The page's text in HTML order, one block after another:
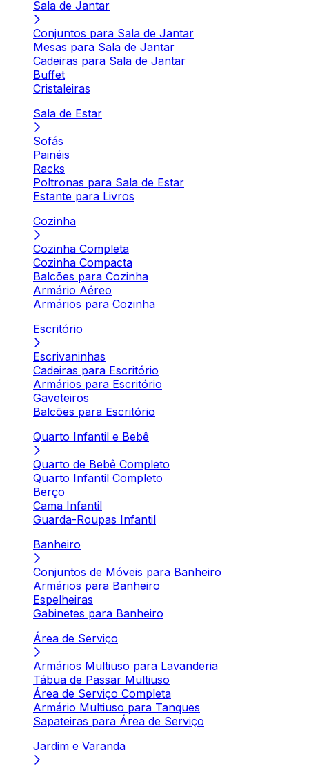
Sala de Jantar
Conjuntos para Sala de Jantar
Mesas para Sala de Jantar
Cadeiras para Sala de Jantar
Buffet
Cristaleiras
Sala de Estar
Sofás
Painéis
Racks
Poltronas para Sala de Estar
Estante para Livros
Cozinha
Cozinha Completa
Cozinha Compacta
Balcões para Cozinha
Armário Aéreo
Armários para Cozinha
Escritório
Escrivaninhas
Cadeiras para Escritório
Armários para Escritório
Gaveteiros
Balcões para Escritório
Quarto Infantil e Bebê
Quarto de Bebê Completo
Quarto Infantil Completo
Berço
Cama Infantil
Guarda-Roupas Infantil
Banheiro
Conjuntos de Móveis para Banheiro
Armários para Banheiro
Espelheiras
Gabinetes para Banheiro
Área de Serviço
Armários Multiuso para Lavanderia
Tábua de Passar Multiuso
Área de Serviço Completa
Armário Multiuso para Tanques
Sapateiras para Área de Serviço
Jardim e Varanda